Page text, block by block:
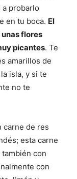
a probarlo
en tu boca. El
unas flores
picantes. Te
amarillos de
isla, y si te
no te
carne de res
esta carne
con
con